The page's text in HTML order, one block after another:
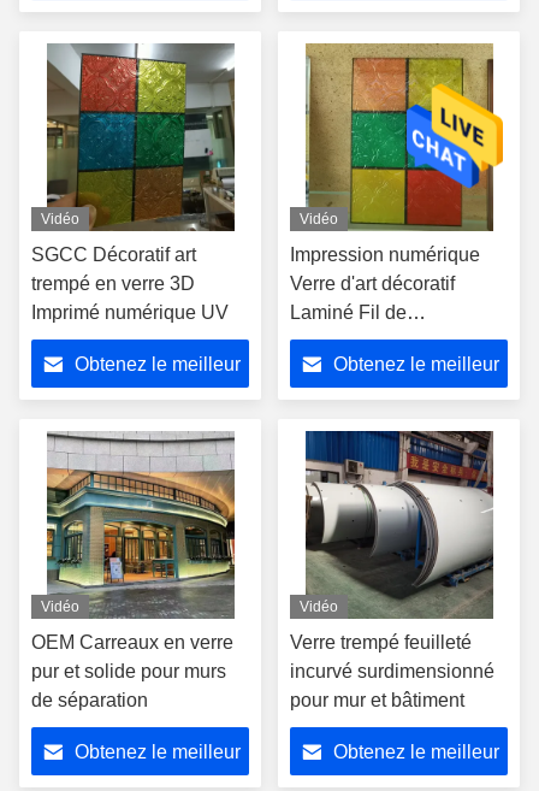
Reeded texture motif
Vidéo
SGCC Décoratif art
trempé en verre 3D
Imprimé numérique UV
Obtenez le meilleur
Vidéo
Impression numérique
Verre d'art décoratif
Laminé Fil de
construction Verre
Obtenez le meilleur
Vidéo
OEM Carreaux en verre
pur et solide pour murs
de séparation
Obtenez le meilleur
Vidéo
Verre trempé feuilleté
incurvé surdimensionné
pour mur et bâtiment
Obtenez le meilleur